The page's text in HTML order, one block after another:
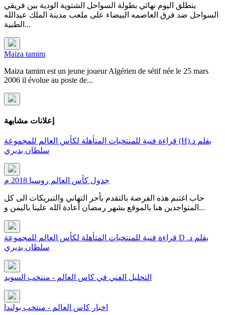
ينطلق اليوم نهائي بطولة السواحل الشتوية الودية بين فريقي
السواحل ضد فرق العاصمه البيضاء على ملعب مدينة الملك عبدالله
الطبية...
Maiza tamim
Maiza tamim est un jeune joueur Algérien de sétif née le 25 mars
2006 il évolue au poste de...
إعلانات مشابهة
قراءة فنية للمنتخبات المتأهلة لكأس العالم للمجموعة (H)بقلم د.
سلطان بديري
جدول كأس العالم روسيا 2018 م
حاب اغتنم هذه الفرصة بالتقدم بأحر التهاني والتبريكات الى كل
المتواجدين هنا بالموقع بشهر رمضان أعادة الله علينا باليمن و...
قراءة فنية للمنتخبات المتأهلة لكأس العالم للمجموعة D بقلم د.
سلطان بديري
التحليل الفني في كاس العالم - منتخب السويد
اخبار كاس العالم - منتخب بولندا